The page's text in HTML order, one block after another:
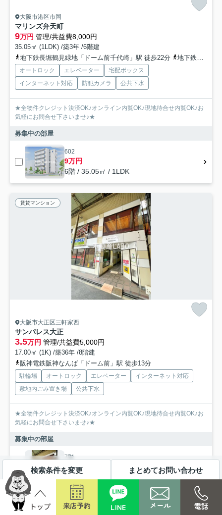
大阪市港区市岡
マリンズ弁天町
9万円 管理/共益費8,000円
35.05㎡ (1LDK) /築3年 /6階建
地下鉄長堀鶴見緑地「ドーム前千代崎」駅 徒歩22分
地下鉄中央線「九条」駅 徒歩27分
オートロック エレベーター
宅配ボックス
インターネット対応
防犯カメラ 公共下水
★全物件クレジット決済OK♪オンライン内覧OK♪現地待合せ内覧OK♪お
気軽にお問合せ下さいませ♪★
募集中の部屋
602
9万円
6階 / 35.05㎡ / 1LDK
賃貸マンション
大阪市大正区三軒家西
サンパレス大正
3.5万円 管理/共益費5,000円
17.00㎡ (1K) /築36年 /8階建
阪神電鉄阪神なんば「ドーム前」駅 徒歩13分
駐輪場 オートロック エレベーター
インターネット対応
敷地内ごみ置き場
公共下水
★全物件クレジット決済OK♪オンライン内覧OK♪現地待合せ内覧OK♪お
気軽にお問合せ下さいませ♪★
募集中の部屋
7階
3.5万円
7階 / 17.00㎡ / 1K
8階
3.5万円
検索条件を変更 まとめてお問い合わせ
来店予約 LINE メール 電話